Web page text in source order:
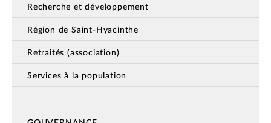
Recherche et développement
Région de Saint-Hyacinthe
Retraités (association)
Services à la population